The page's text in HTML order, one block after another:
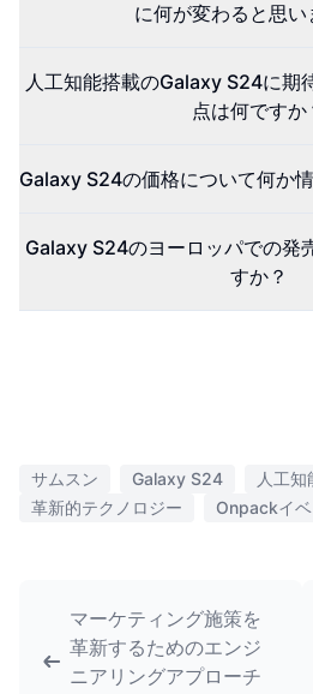
に何が変わると思い
人工知能搭載のGalaxy S24に期
点は何ですか
Galaxy S24の価格について何か
Galaxy S24のヨーロッパでの発
すか？
サムスン Galaxy S24
人工知
革新的テクノロジー
Onpackイベ
マーケティング施策を
革新するためのエンジ
ニアリングアプローチ